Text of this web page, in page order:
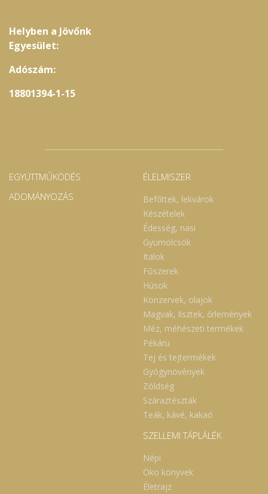
Helyben a Jövőnk
Egyesület:
Adószám:
18801394-1-15
EGYÜTTMŰKÖDÉS
ADOMÁNYOZÁS
ÉLELMISZER
Befőttek, lekvárok
Készételek
Édesség, nasi
Gyümölcsök
Italok
Fűszerek
Húsok
Konzervek, olajok
Magvak, lisztek, őrlemények
Méz, méhészeti termékek
Pékáru
Tej és tejtermékek
Gyógynövények
Zöldség
Száraztészták
Teák, kávé, kakaó
SZELLEMI TÁPLÁLÉK
Népi
Öko könyvek
Életrajz